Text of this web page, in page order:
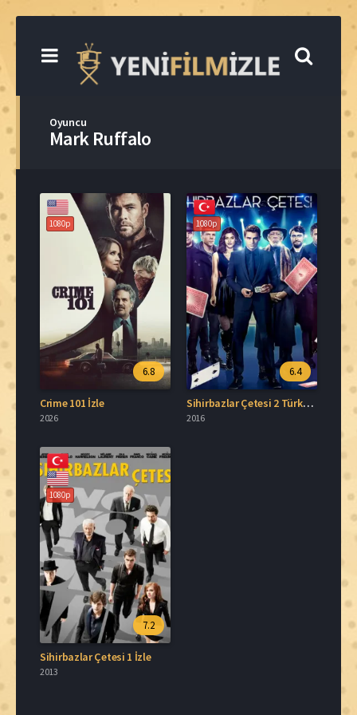
Oyuncu
Mark Ruffalo
1080p
6.8
Crime 101 İzle
2026
1080p
6.4
Sihirbazlar Çetesi 2 Türkçe Dublaj İzle
2016
1080p
7.2
Sihirbazlar Çetesi 1 İzle
2013